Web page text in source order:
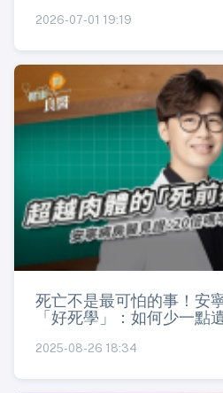
2026-07-01 19:19
死亡不是最可怕的事！安
「好死學」：如何少一點
2025-08-26 18:34